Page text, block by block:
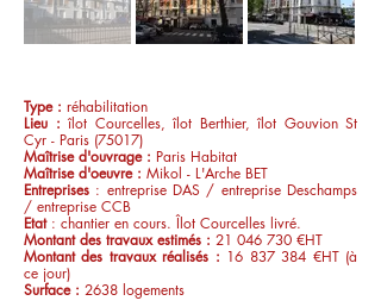
Type : réhabilitation
Lieu : îlot Courcelles, îlot Berthier, îlot Gouvion St
Cyr - Paris (75017)
Maîtrise d'ouvrage: Paris Habitat
Maîtrise d'oeuvre : Mikol - L'Arche BET
Entreprises : entreprise DAS / entreprise Deschamps
/ entreprise CCB
Etat: chantier en cours. Îlot Courcelles livré.
Montant des travaux estimés : 21 046 730 €HT
Montant des travaux réalisés : 16 837 384 €HT (à
ce jour)
Surface : 2638 logements